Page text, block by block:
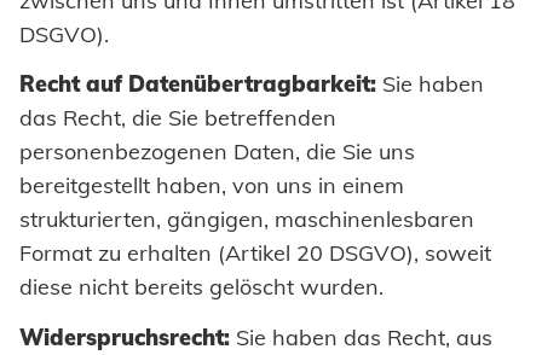
DSGVO).
Recht auf Datenübertragbarkeit: Sie haben
das Recht, die Sie betreffenden
personenbezogenen Daten, die Sie uns
bereitgestellt haben, von uns in einem
strukturierten, gängigen, maschinenlesbaren
Format zu erhalten (Artikel 20 DSGVO), soweit
diese nicht bereits gelöscht wurden.
Widerspruchsrecht: Sie haben das Recht, aus